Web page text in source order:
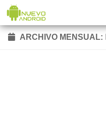
Saltar al contenido
ARCHIVO MENSUAL: